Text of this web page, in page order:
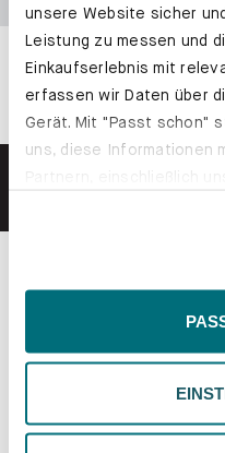
unsere Website sicher
Leistung zu messen und
Einkaufserlebnis mit
erfassen wir Daten über
Gerät. Mit "Passt schon"
uns, diese Informationen
der EU, beispielsweise in
Inhalte eingeschränkt
deiner Präferenzen. Du
ändern. Weitere
Datenschutzrichtlinie.